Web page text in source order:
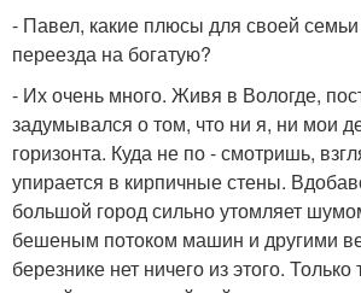
- Павел, какие плюсы для своей
переезда на богатую?
- Их очень много. Живя в Вологде,
задумывался о том, что ни я, ни мои
горизонта. Куда не по - смотришь,
упирается в кирпичные стены.
большой город сильно утомляет
бешеным потоком машин и другими
березнике нет ничего из этого.